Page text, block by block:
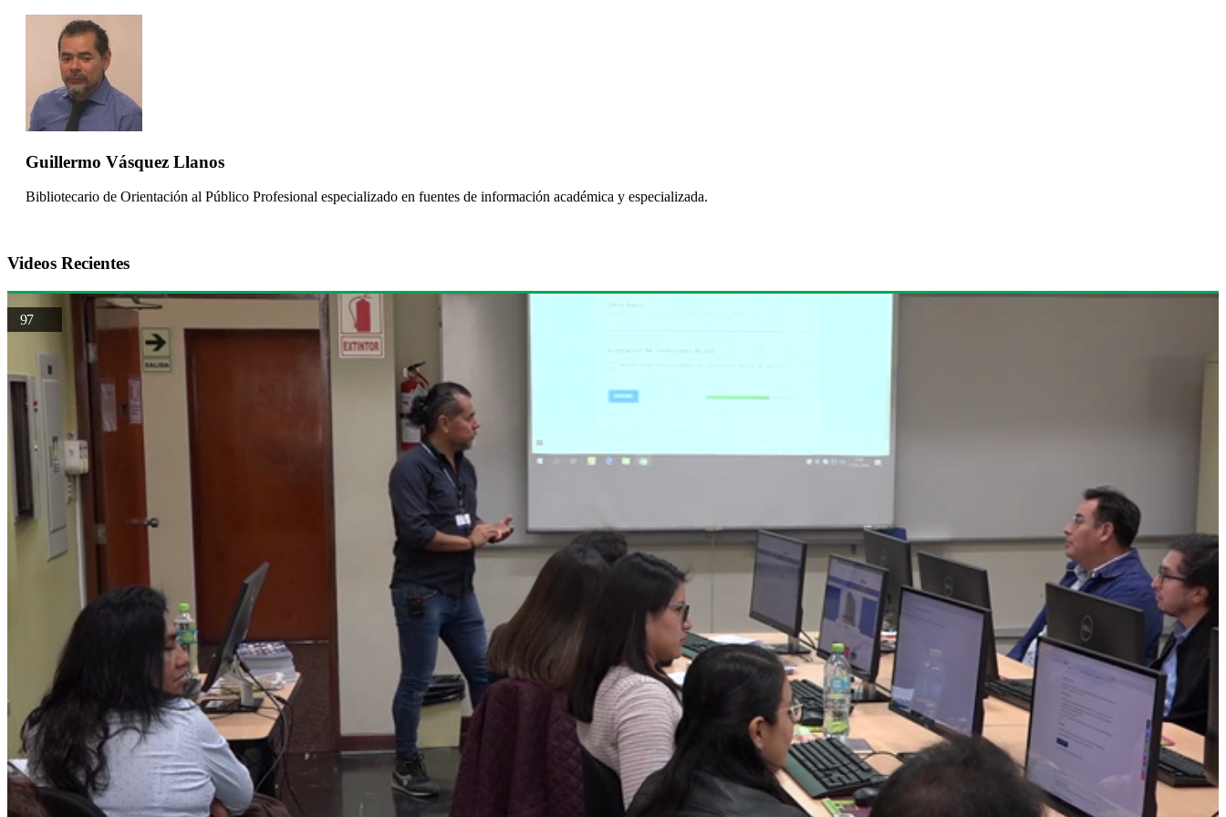
Guillermo Vásquez Llanos
Bibliotecario de Orientación al Público Profesional especializado en fuentes de información académica y especializada.
Videos Recientes
97